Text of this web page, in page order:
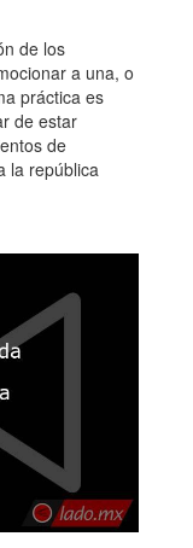
de los
a una, o
práctica es
de estar
de
la república